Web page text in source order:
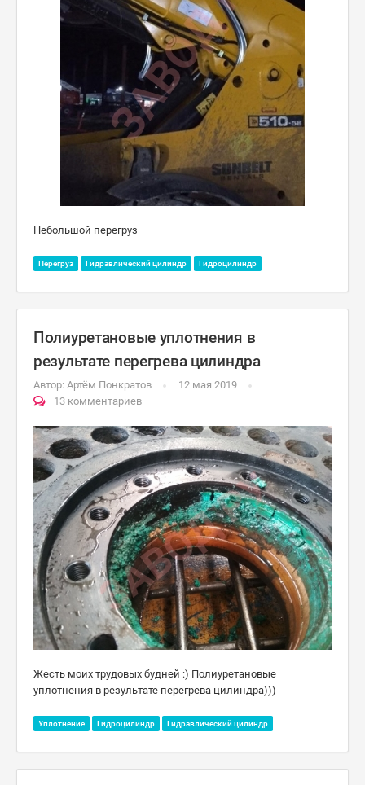
Небольшой перегруз
Перегруз Гидравлический цилиндр Гидроцилиндр
Полиуретановые уплотнения в
результате перегрева цилиндра
Автор: Артём Понкратов
12 мая 2019
13 комментариев
Жесть моих трудовых будней :) Полиуретановые
уплотнения в результате перегрева цилиндра)))
Уплотнение Гидроцилиндр Гидравлический цилиндр